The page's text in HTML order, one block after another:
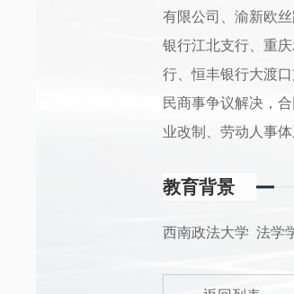
有限公司、渝新欧
银行江北支行、重
行、恒丰银行大渡
民商事争议解决，
业改制、劳动人事
教育背景
西南政法大学 法学